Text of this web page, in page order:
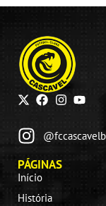
PÁGINAS
Início
História